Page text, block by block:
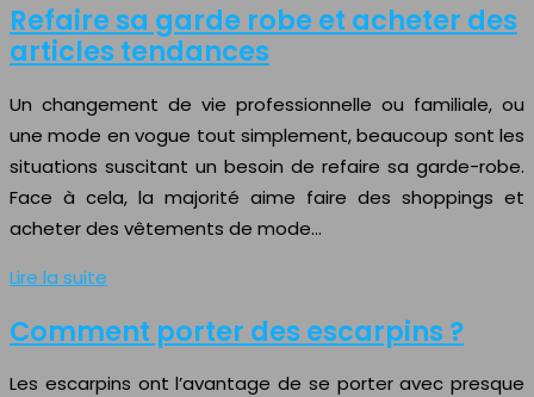
Refaire sa garde robe et acheter des
articles tendances
Un changement de vie professionnelle ou familiale, ou
une mode en vogue tout simplement, beaucoup sont les
situations suscitant un besoin de refaire sa garde-robe.
Face à cela, la majorité aime faire des shoppings et
acheter des vêtements de mode…
Lire la suite
Comment porter des escarpins ?
Les escarpins ont l’avantage de se porter avec presque